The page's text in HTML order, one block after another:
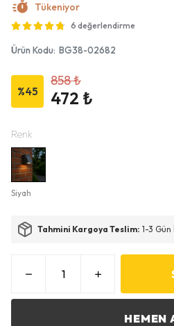
Tükeniyor
6 değerlendirme
Ürün Kodu: BG38-02682
%45
858 ₺
472 ₺
Renk
Siyah
Tahmini Kargoya Teslim: 1-3 Gün
HEMEN